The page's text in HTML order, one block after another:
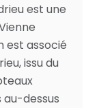
est une
est associé
issu du
dessus